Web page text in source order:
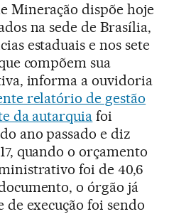
Mineração dispõe hoje
na sede de Brasília,
estaduais e nos sete
compõem sua
informa a ouvidoria
relatório de gestão
da autarquia foi
ano passado e diz
quando o orçamento
foi de 40,6
o órgão já
execução foi sendo